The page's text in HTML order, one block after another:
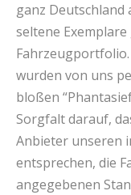
ganz Deutschland
seltene
wurden von uns
bloßen
Sorgfalt darauf,
Anbieter unseren
entsprechen, die
angegebenen